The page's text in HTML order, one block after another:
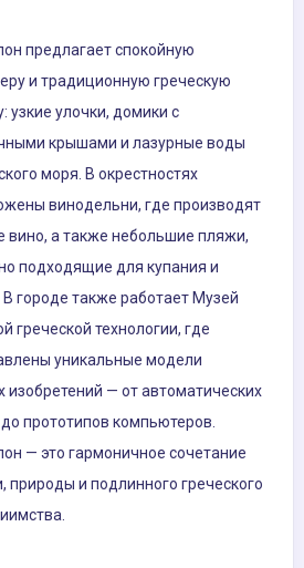
предлагает спокойную
и традиционную греческую
узкие улочки, домики с
крышами и лазурные воды
моря. В окрестностях
винодельни, где производят
вино, а также небольшие пляжи,
подходящие для купания и
В городе также работает Музей
греческой технологии, где
уникальные модели
изобретений — от автоматических
прототипов компьютеров.
— это гармоничное сочетание
природы и подлинного греческого